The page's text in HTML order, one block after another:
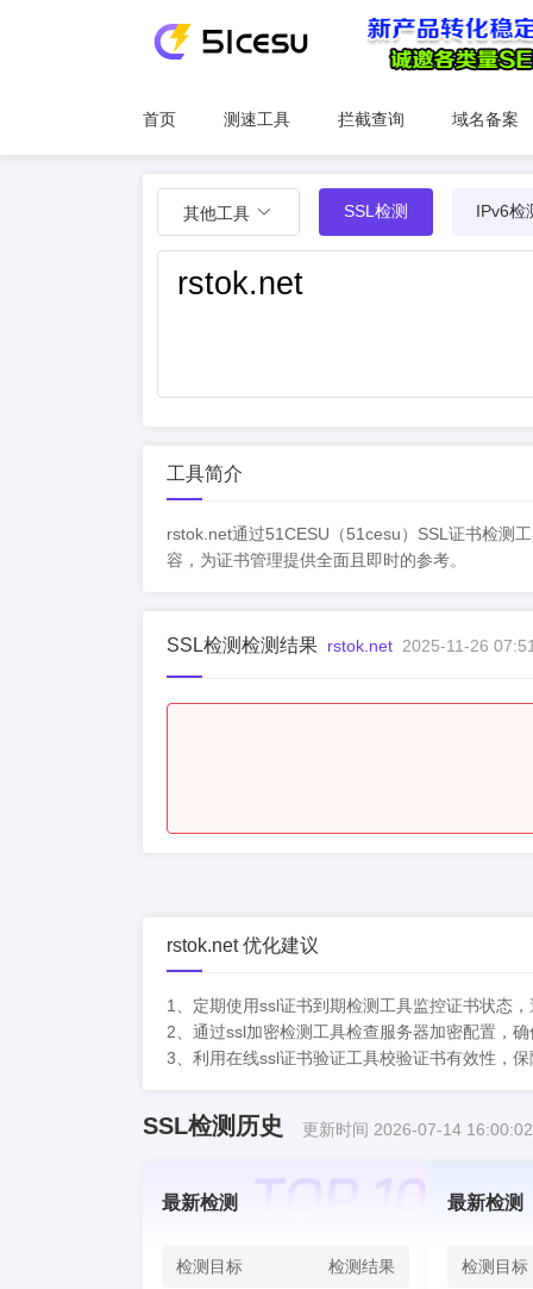
首页 测速工具 拦截查询 域名备案
其他工具 SSL检测 IPv6检
工具简介
rstok.net通过51CESU（51cesu）SSL证书检测
容，为证书管理提供全面且即时的参考。
SSL检测检测结果 rstok.net 2025-11-26
rstok.net 优化建议
1、定期使用ssl证书到期检测工具监控证书状态
2、通过ssl加密检测工具检查服务器加密配置，
3、利用在线ssl证书验证工具校验证书有效性，
SSL检测历史 更新时间 2026-07-14 16:00:02
最新检测
检测目标 检测结果
最新检测
检测目标